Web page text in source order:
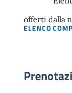
offerti dalla
ELENCO